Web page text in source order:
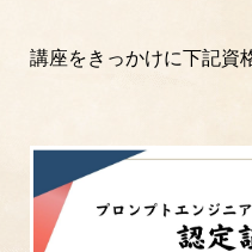
講座をきっかけに下記資